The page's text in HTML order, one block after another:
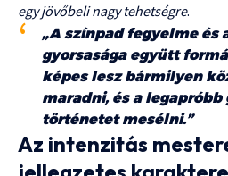
egy jövőbeli nagy tehetségre.
„A színpad fegyelme és
gyorsasága együtt
képes lesz bármilyen
maradni, és a
történetet mesélni.”
Az intenzitás